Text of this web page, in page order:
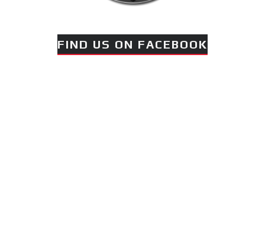
FIND US ON FACEBOOK